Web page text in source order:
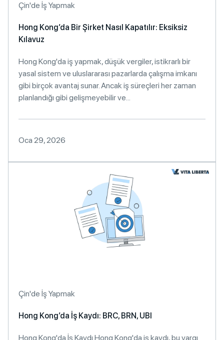
Çin'de İş Yapmak
Hong Kong’da Bir Şirket Nasıl Kapatılır: Eksiksiz
Kılavuz
Hong Kong'da iş yapmak, düşük vergiler, istikrarlı bir
yasal sistem ve uluslararası pazarlarda çalışma imkanı
gibi birçok avantaj sunar. Ancak iş süreçleri her zaman
planlandığı gibi gelişmeyebilir ve...
Oca 29, 2026
Çin'de İş Yapmak
Hong Kong’da İş Kaydı: BRC, BRN, UBI
Hong Kong'da İş Kaydı Hong Kong'da iş kaydı, bu yargı